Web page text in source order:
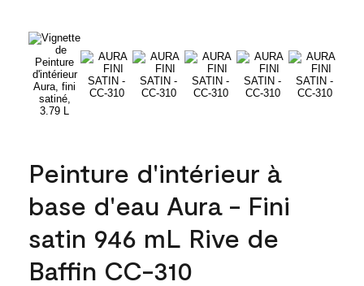
Peinture d'intérieur à
base d'eau Aura - Fini
satin 946 mL Rive de
Baffin CC-310